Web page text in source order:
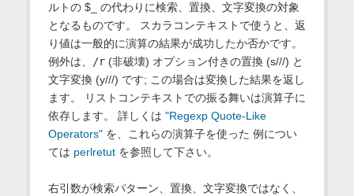
ルトの $_ の代わりに検索、置換、文字変換の対象
となるものです。 スカラコンテキストで使うと、返
り値は一般的に演算の結果が成功したか否かです。
例外は、 /r(非破壊) オプション付きの置換 (s///) と
文字変換 (y///) です; この場合は変換した結果を返し
ます。 リストコンテキストでの振る舞いは演算子に
依存します。 詳しくは "Regexp Quote-Like
Operators"を、これらの演算子を使った 例につい
ては perlretutを参照して下さい。
右引数が検索パターン、置換、文字変換ではなく、